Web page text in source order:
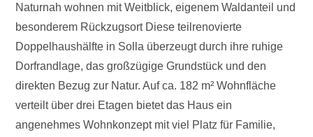
Naturnah wohnen mit Weitblick, eigenem Waldanteil und
besonderem Rückzugsort Diese teilrenovierte
Doppelhaushälfte in Solla überzeugt durch ihre ruhige
Dorfrandlage, das großzügige Grundstück und den
direkten Bezug zur Natur. Auf ca. 182 m² Wohnfläche
verteilt über drei Etagen bietet das Haus ein
angenehmes Wohnkonzept mit viel Platz für Familie,